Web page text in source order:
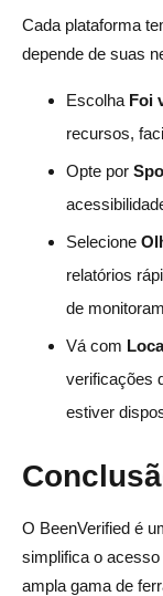
Cada plataforma
depende de suas
Escolha Foi
recursos,
Opte por
Selecione
relatórios
de
Vá com
verificações
estiver
O BeenVerified é
simplifica o
ampla gama de